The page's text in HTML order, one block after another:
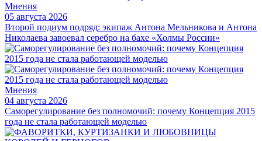
Мнения
05 августа 2026
Второй подиум подряд: экипаж Антона Мельникова и Антона
Николаева завоевал серебро на бахе «Холмы России»
Мнения
04 августа 2026
Саморегулирование без полномочий: почему Концепция 2015
года не стала работающей моделью